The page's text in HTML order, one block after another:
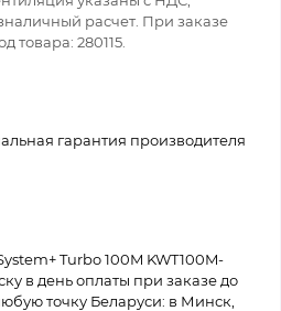
расчет. При заказе
товара: 280115.
гарантия производителя
Turbo 100M KWT100M-
в день оплаты при заказе до
точку Беларуси: в Минск,